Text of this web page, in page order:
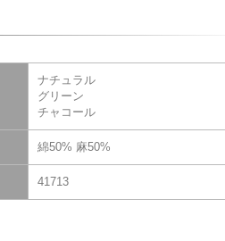
ナチュラル
グリーン
チャコール
綿50% 麻50%
41713